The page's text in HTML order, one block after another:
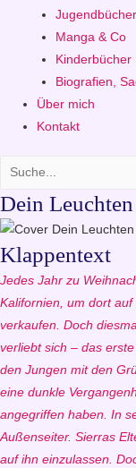
Jugendbücher
Manga & Co
Kinderbücher
Biografien,
Über mich
Kontakt
Dein
Klappentext
Jedes Jahr zu
Kalifornien, um dort
verkaufen. Doch
verliebt sich – das
den Jungen mit den
eine dunkle
angegriffen haben. In
Außenseiter. Sierras
auf ihn einzulassen.